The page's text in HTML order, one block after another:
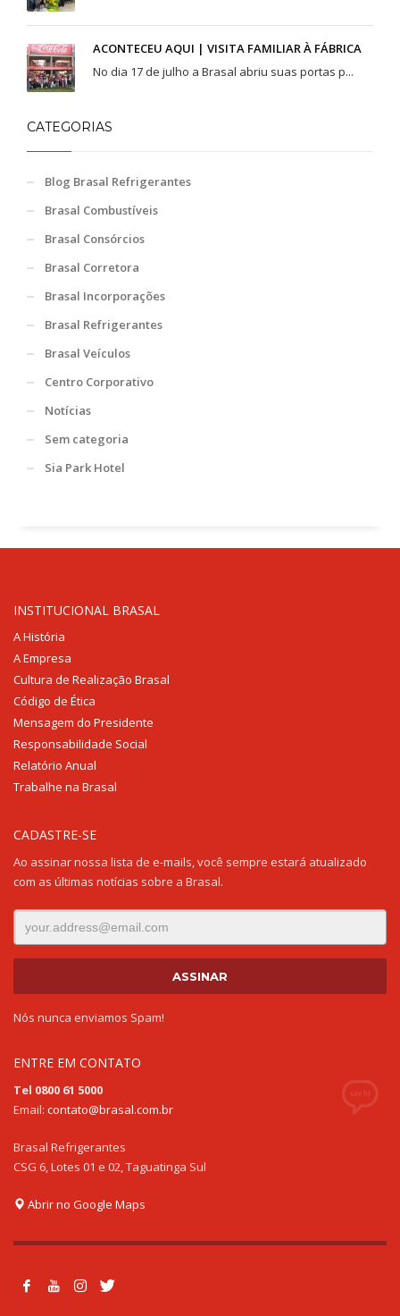
ACONTECEU AQUI | VISITA FAMILIAR À FÁBRICA
No dia 17 de julho a Brasal abriu suas portas p...
CATEGORIAS
Blog Brasal Refrigerantes
Brasal Combustíveis
Brasal Consórcios
Brasal Corretora
Brasal Incorporações
Brasal Refrigerantes
Brasal Veículos
Centro Corporativo
Notícias
Sem categoria
Sia Park Hotel
INSTITUCIONAL BRASAL
A História
A Empresa
Cultura de Realização Brasal
Código de Ética
Mensagem do Presidente
Responsabilidade Social
Relatório Anual
Trabalhe na Brasal
CADASTRE-SE
Ao assinar nossa lista de e-mails, você sempre estará atualizado
com as últimas notícias sobre a Brasal.
Nós nunca enviamos Spam!
ENTRE EM CONTATO
Tel 0800 61 5000
Email: contato@brasal.com.br
Brasal Refrigerantes
CSG 6, Lotes 01 e 02, Taguatinga Sul
Abrir no Google Maps